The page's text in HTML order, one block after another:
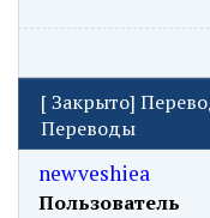
[Закрыто]
Переводы
newveshiea
Пользователь